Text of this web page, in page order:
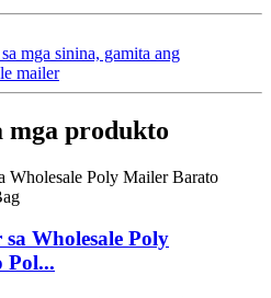
mga sinina, gamita ang
mailer
mga produkto
Wholesale Poly
Pol...